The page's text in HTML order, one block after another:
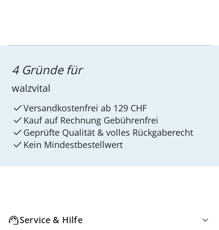
4 Gründe für
walzvital
Versandkostenfrei ab 129 CHF
Kauf auf Rechnung Gebührenfrei
Geprüfte Qualität & volles Rückgaberecht
Kein Mindest­bestellwert
Service & Hilfe